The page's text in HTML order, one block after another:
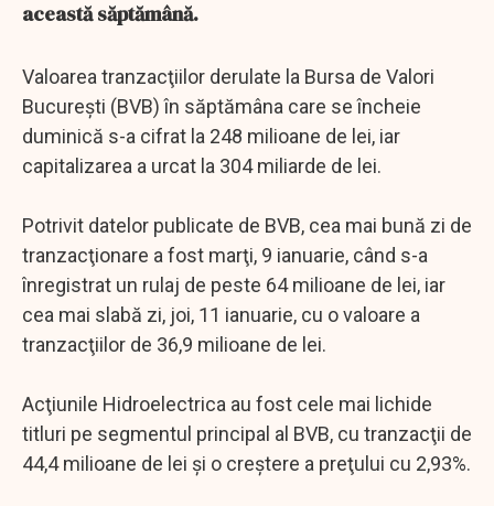
această săptămână.
Valoarea tranzacţiilor derulate la Bursa de Valori
Bucureşti (BVB) în săptămâna care se încheie
duminică s-a cifrat la 248 milioane de lei, iar
capitalizarea a urcat la 304 miliarde de lei.
Potrivit datelor publicate de BVB, cea mai bună zi de
tranzacţionare a fost marţi, 9 ianuarie, când s-a
înregistrat un rulaj de peste 64 milioane de lei, iar
cea mai slabă zi, joi, 11 ianuarie, cu o valoare a
tranzacţiilor de 36,9 milioane de lei.
Acţiunile Hidroelectrica au fost cele mai lichide
titluri pe segmentul principal al BVB, cu tranzacţii de
44,4 milioane de lei şi o creştere a preţului cu 2,93%.